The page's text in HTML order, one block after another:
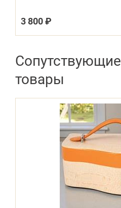
3 800 ₽
Сопутствующие
товары